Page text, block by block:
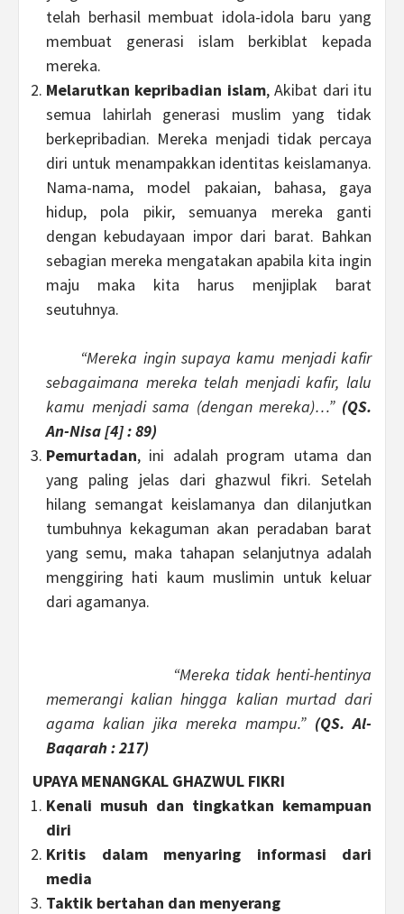
telah berhasil membuat idola-idola baru yang
membuat generasi islam berkiblat kepada
mereka.
Melarutkan kepribadian islam, Akibat dari itu
semua lahirlah generasi muslim yang tidak
berkepribadian. Mereka menjadi tidak percaya
diri untuk menampakkan identitas keislamanya.
Nama-nama, model pakaian, bahasa, gaya
hidup, pola pikir, semuanya mereka ganti
dengan kebudayaan impor dari barat. Bahkan
sebagian mereka mengatakan apabila kita ingin
maju maka kita harus menjiplak barat
seutuhnya.
“Mereka ingin supaya kamu menjadi kafir
sebagaimana mereka telah menjadi kafir, lalu
kamu menjadi sama (dengan mereka)…” (QS.
An-Nisa [4] : 89)
Pemurtadan, ini adalah program utama dan
yang paling jelas dari ghazwul fikri. Setelah
hilang semangat keislamanya dan dilanjutkan
tumbuhnya kekaguman akan peradaban barat
yang semu, maka tahapan selanjutnya adalah
menggiring hati kaum muslimin untuk keluar
dari agamanya.
“Mereka tidak henti-hentinya
memerangi kalian hingga kalian murtad dari
agama kalian jika mereka mampu.” (QS. Al-
Baqarah : 217)
UPAYA MENANGKAL GHAZWUL FIKRI
Kenali musuh dan tingkatkan kemampuan
diri
Kritis dalam menyaring informasi dari
media
Taktik bertahan dan menyerang